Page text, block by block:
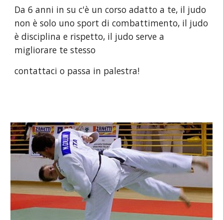
Da 6 anni in su c'è un corso adatto a te, il judo
non è solo uno sport di combattimento, il judo
è disciplina e rispetto, il judo serve a
migliorare te stesso
contattaci o passa in palestra!